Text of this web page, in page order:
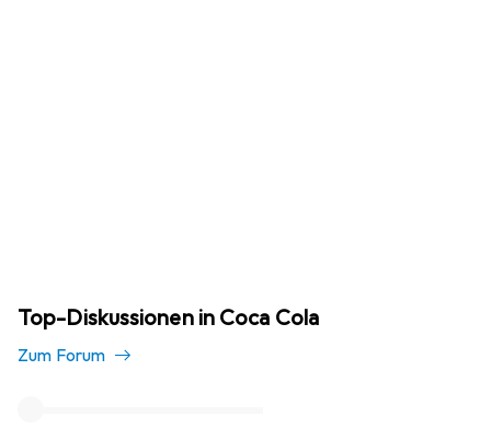
Top-Diskussionen in Coca Cola
Zum Forum